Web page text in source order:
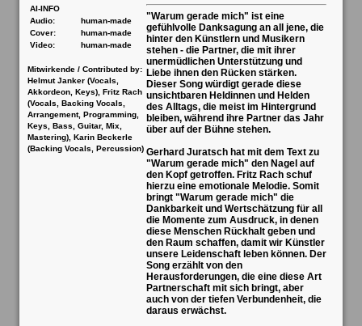
AI-INFO
Audio:
human-made
Cover:
human-made
Video:
human-made
Mitwirkende / Contributed by:
Helmut Janker (Vocals,
Akkordeon, Keys), Fritz Rach
(Vocals, Backing Vocals,
Arrangement, Programming,
Keys, Bass, Guitar, Mix,
Mastering), Karin Beckerle
(Backing Vocals, Percussion)
"Warum gerade mich" ist eine
gefühlvolle Danksagung an all jene, die
hinter den Künstlern und Musikern
stehen - die Partner, die mit ihrer
unermüdlichen Unterstützung und
Liebe ihnen den Rücken stärken.
Dieser Song würdigt gerade diese
unsichtbaren Heldinnen und Helden
des Alltags, die meist im Hintergrund
bleiben, während ihre Partner das Jahr
über auf der Bühne stehen.
Gerhard Juratsch hat mit dem Text zu
"Warum gerade mich" den Nagel auf
den Kopf getroffen. Fritz Rach schuf
hierzu eine emotionale Melodie. Somit
bringt "Warum gerade mich" die
Dankbarkeit und Wertschätzung für all
die Momente zum Ausdruck, in denen
diese Menschen Rückhalt geben und
den Raum schaffen, damit wir Künstler
unsere Leidenschaft leben können. Der
Song erzählt von den
Herausforderungen, die eine diese Art
Partnerschaft mit sich bringt, aber
auch von der tiefen Verbundenheit, die
daraus erwächst.